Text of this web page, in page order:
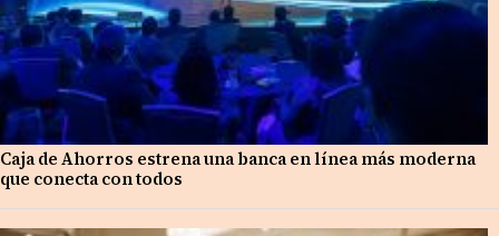
Caja de Ahorros estrena una banca en línea más moderna
que conecta con todos